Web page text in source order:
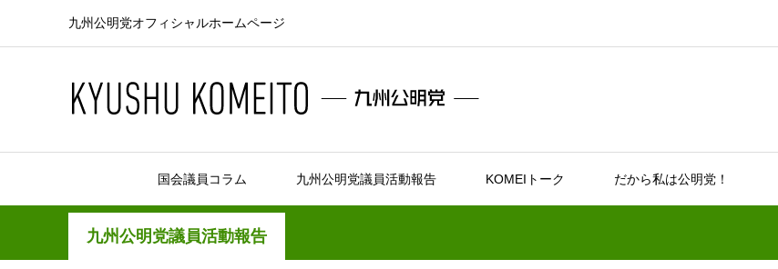
九州公明党オフィシャルホームページ
国会議員コラム 九州公明党議員活動報告 KOMEIトーク だから私は公明党！
九州公明党議員活動報告